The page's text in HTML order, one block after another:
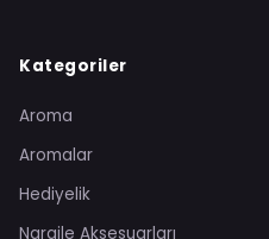
Kategoriler
Aroma
Aromalar
Hediyelik
Nargile Aksesuarları